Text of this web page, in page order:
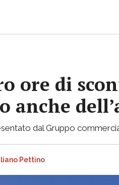
ore di
anche
dal Gruppo
Pettino